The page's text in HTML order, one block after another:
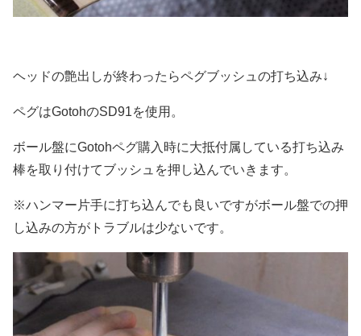
ヘッドの艶出しが終わったらペグブッシュの打ち込み↓
ペグはGotohのSD91を使用。
ボール盤にGotohペグ購入時に大抵付属している打ち込み
棒を取り付けてブッシュを押し込んでいきます。
※ハンマー片手に打ち込んでも良いですがボール盤での押
し込みの方がトラブルは少ないです。